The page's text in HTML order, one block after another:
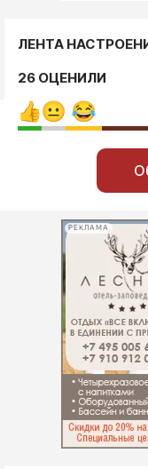
ЛЕНТА
26 ОЦЕНИЛИ
РЕКЛАМА